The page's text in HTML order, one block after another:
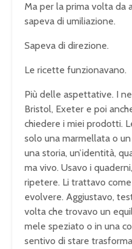
Ma per la prima volta da
sapeva di umiliazione.
Sapeva di direzione.
Le ricette funzionavano.
Più delle aspettative. I
Bristol, Exeter e poi
chiedere i miei prodotti.
solo una marmellata o
una storia, un’identità,
ma vivo. Usavo i
ripetere. Li trattavo
evolvere. Aggiustavo,
volta che trovavo un
mele speziato o in una
sentivo di stare